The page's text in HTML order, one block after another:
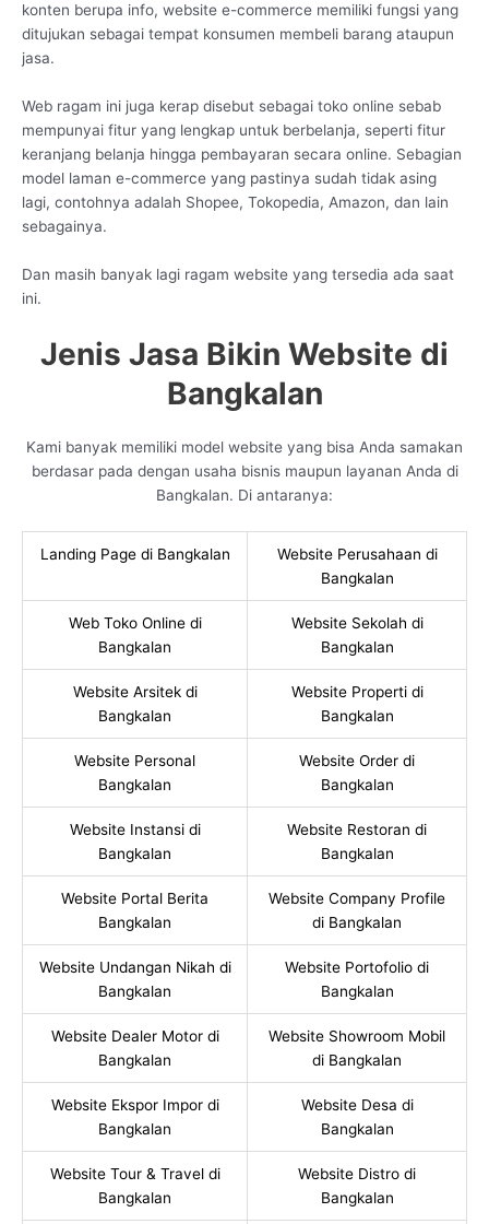
konten berupa info, website e-commerce memiliki fungsi yang
ditujukan sebagai tempat konsumen membeli barang ataupun
jasa.
Web ragam ini juga kerap disebut sebagai toko online sebab
mempunyai fitur yang lengkap untuk berbelanja, seperti fitur
keranjang belanja hingga pembayaran secara online. Sebagian
model laman e-commerce yang pastinya sudah tidak asing
lagi, contohnya adalah Shopee, Tokopedia, Amazon, dan lain
sebagainya.
Dan masih banyak lagi ragam website yang tersedia ada saat
ini.
Jenis Jasa Bikin Website di
Bangkalan
Kami banyak memiliki model website yang bisa Anda samakan
berdasar pada dengan usaha bisnis maupun layanan Anda di
Bangkalan. Di antaranya:
Landing Page di Bangkalan
Website Perusahaan di
Bangkalan
Web Toko Online di
Bangkalan
Website Sekolah di
Bangkalan
Website Arsitek di
Bangkalan
Website Properti di
Bangkalan
Website Personal
Bangkalan
Website Order di
Bangkalan
Website Instansi di
Bangkalan
Website Restoran di
Bangkalan
Website Portal Berita
Bangkalan
Website Company Profile
di Bangkalan
Website Undangan Nikah di
Bangkalan
Website Portofolio di
Bangkalan
Website Dealer Motor di
Bangkalan
Website Showroom Mobil
di Bangkalan
Website Ekspor Impor di
Bangkalan
Website Desa di
Bangkalan
Website Tour & Travel di
Bangkalan
Website Distro di
Bangkalan